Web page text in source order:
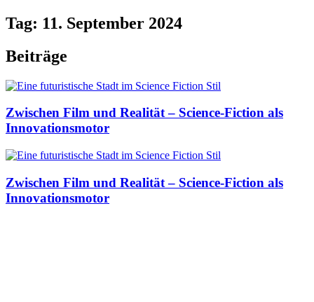
Tag: 11. September 2024
Beiträge
Zwischen Film und Realität – Science-Fiction als
Innovationsmotor
Zwischen Film und Realität – Science-Fiction als
Innovationsmotor